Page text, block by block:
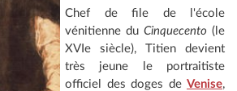
Chef de file de l'école
vénitienne du Cinquecento (le
XVIe siècle), Titien devient
très jeune le portraitiste
officiel des doges de Venise,